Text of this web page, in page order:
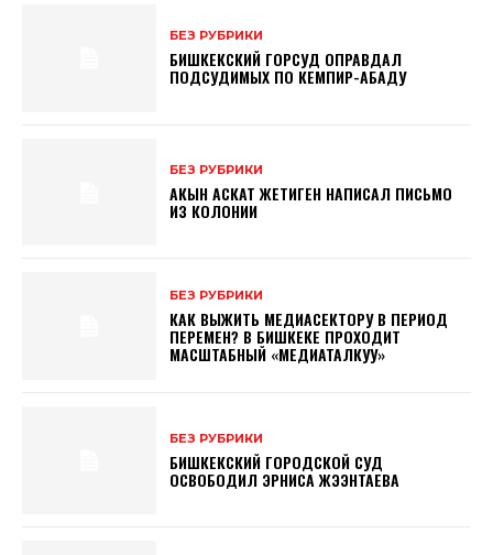
БЕЗ РУБРИКИ
БИШКЕКСКИЙ ГОРСУД ОПРАВДАЛ
ПОДСУДИМЫХ ПО КЕМПИР-АБАДУ
БЕЗ РУБРИКИ
АКЫН АСКАТ ЖЕТИГЕН НАПИСАЛ ПИСЬМО
ИЗ КОЛОНИИ
БЕЗ РУБРИКИ
КАК ВЫЖИТЬ МЕДИАСЕКТОРУ В ПЕРИОД
ПЕРЕМЕН? В БИШКЕКЕ ПРОХОДИТ
МАСШТАБНЫЙ «МЕДИАТАЛКУУ»
БЕЗ РУБРИКИ
БИШКЕКСКИЙ ГОРОДСКОЙ СУД
ОСВОБОДИЛ ЭРНИСА ЖЭЭНТАЕВА